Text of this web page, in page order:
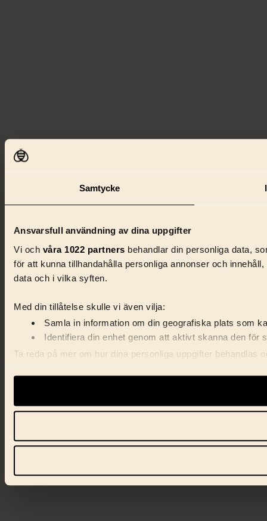
Samtycke
Ansvarsfull användning av dina uppgifter
Vi och våra 1022 partners behandlar din personliga data,
för att kunna tillhandahålla personliga annonser och
data och i vilka syften.
Med din tillåtelse skulle vi även vilja:
Samla in information om din geografiska plats som
Identifiera din enhet genom att aktivt skanna den för
Ta reda på mer om hur dina personliga uppgifter behandlas